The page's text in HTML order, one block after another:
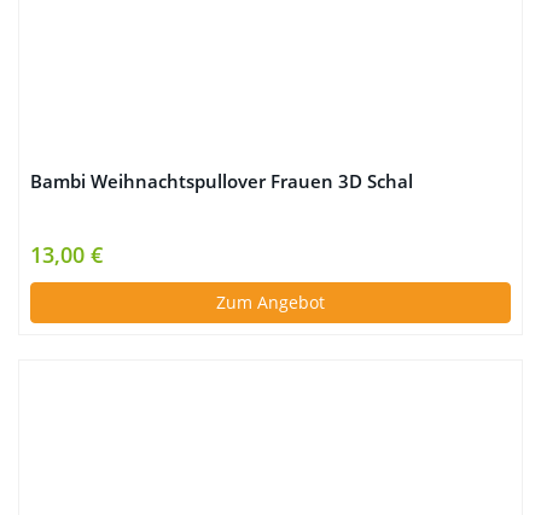
Bambi Weihnachtspullover Frauen 3D Schal
13,00 €
Zum Angebot